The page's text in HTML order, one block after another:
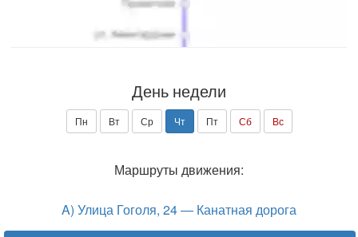
День недели
Пн Вт Ср Чт Пт Сб Вс
Маршруты движения:
A) Улица Гоголя, 24 — Канатная дорога